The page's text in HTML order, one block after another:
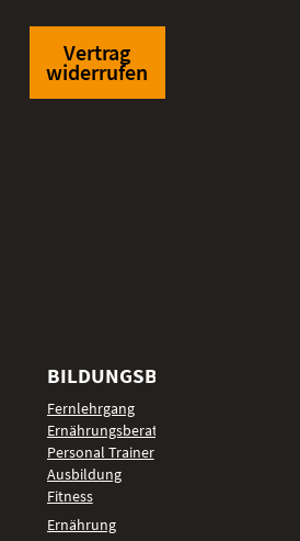
Vertrag
widerrufen
BILDUNGSBEREICHE
Fernlehrgang
Ernährungsberater
Personal Trainer
Ausbildung
Fitness
Ernährung